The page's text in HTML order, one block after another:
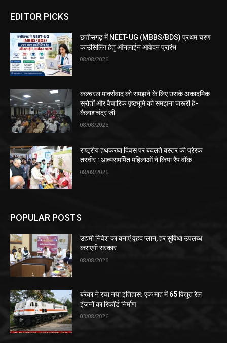
EDITOR PICKS
छत्तीसगढ़ में NEET-UG (MBBS/BDS) प्रथम चरण
काउंसिलिंग हेतु ऑनलाईन आवेदन प्रारंभ
08/08/2026
कल्चरल मार्क्सवाद को समझने के लिए उसके अकादमिक
स्रोतों और वैचारिक पृष्ठभूमि को समझना जरूरी है-
कैलाशचंद्र जी
08/08/2026
राष्ट्रीय हथकरघा दिवस पर बदलते बस्तर की प्रेरक
तस्वीर : आत्मसमर्पित महिलाओं ने किया रैंप वॉक
08/08/2026
POPULAR POSTS
उद्यमी निवेश का बनाएं वृहद प्लान, हर सुविधा उपलब्ध
कराएगी सरकार
08/08/2026
बरेका ने रचा नया इतिहास: एक माह में 65 विद्युत रेल
इंजनों का रिकॉर्ड निर्माण
03/08/2026